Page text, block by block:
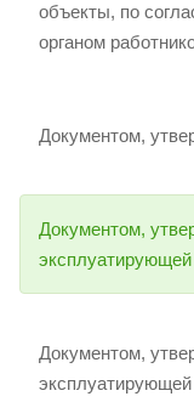
объекты, по
органом
Документом,
Документом,
Документом,